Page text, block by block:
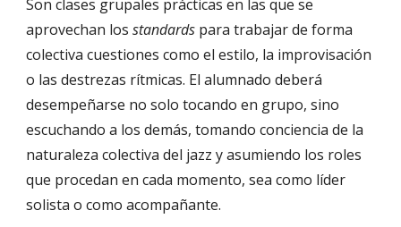
Son clases grupales prácticas en las que se
aprovechan los standards para trabajar de forma
colectiva cuestiones como el estilo, la improvisación
o las destrezas rítmicas. El alumnado deberá
desempeñarse no solo tocando en grupo, sino
escuchando a los demás, tomando conciencia de la
naturaleza colectiva del jazz y asumiendo los roles
que procedan en cada momento, sea como líder
solista o como acompañante.